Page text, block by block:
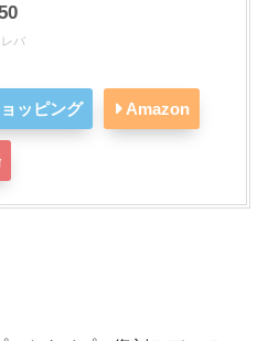
レバ
ッピング Amazon